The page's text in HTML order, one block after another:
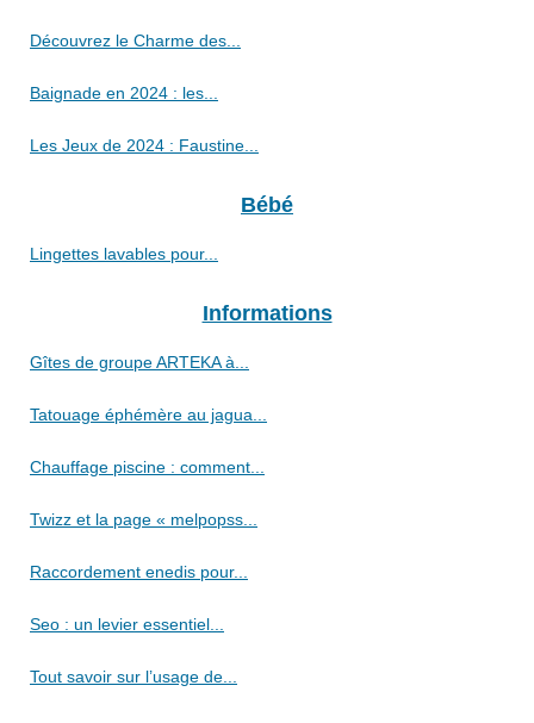
Découvrez le Charme des...
Baignade en 2024 : les...
Les Jeux de 2024 : Faustine...
Bébé
Lingettes lavables pour...
Informations
Gîtes de groupe ARTEKA à...
Tatouage éphémère au jagua...
Chauffage piscine : comment...
Twizz et la page « melpopss...
Raccordement enedis pour...
Seo : un levier essentiel...
Tout savoir sur l’usage de...